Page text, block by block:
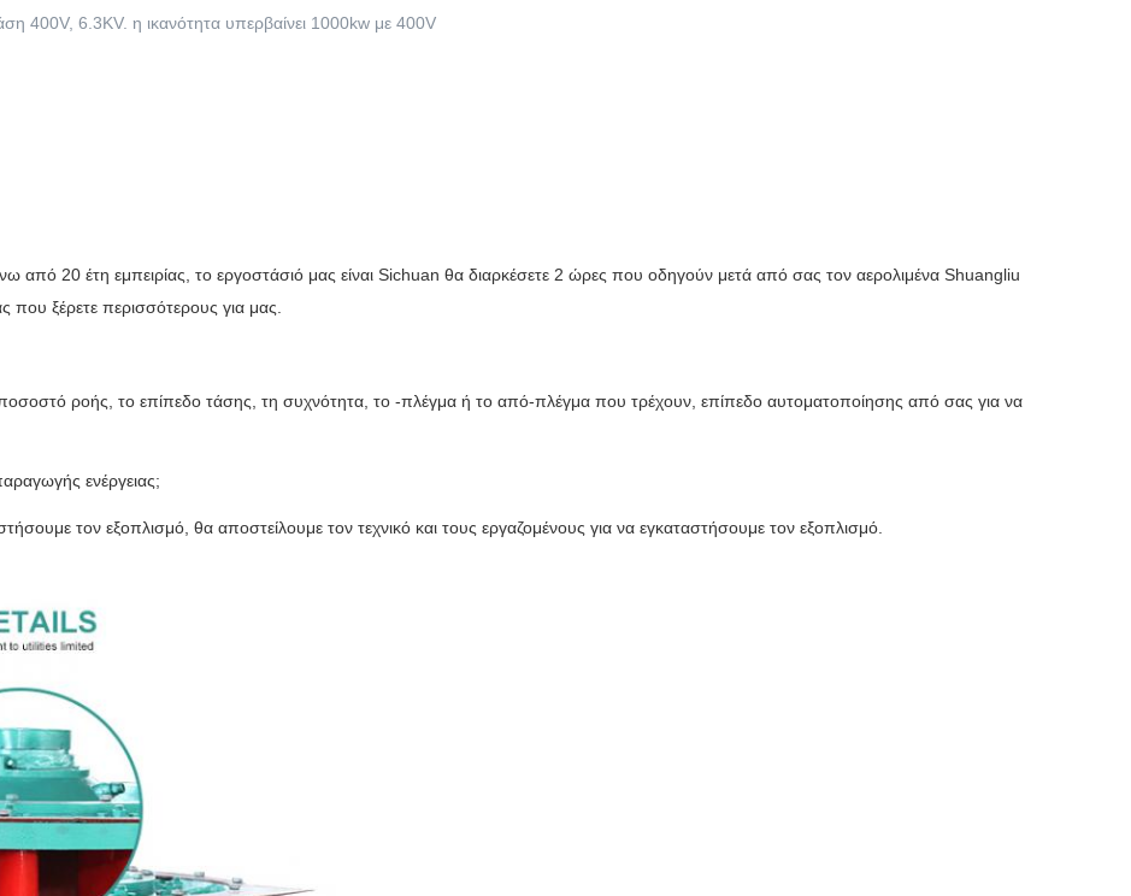
400V, 6.3KV. η ικανότητα υπερβαίνει 1000kw με 400V
από 20 έτη εμπειρίας, το εργοστάσιό μας είναι Sichuan θα διαρκέσετε 2 ώρες που οδηγούν μετά από σας τον αερολιμένα Shuangliu
ξέρετε περισσότερους για μας.
ροής, το επίπεδο τάσης, τη συχνότητα, το -πλέγμα ή το από-πλέγμα που τρέχουν, επίπεδο αυτοματοποίησης από σας για να
ενέργειας;
τον εξοπλισμό, θα αποστείλουμε τον τεχνικό και τους εργαζομένους για να εγκαταστήσουμε τον εξοπλισμό.